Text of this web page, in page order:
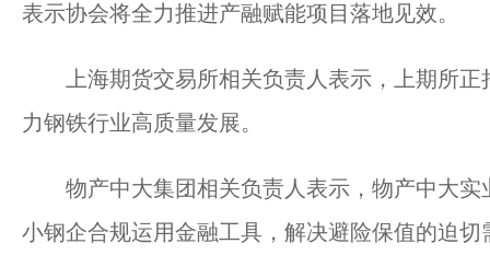
表示协会将全力推进产融赋能项目落地见效。
上海期货交易所相关负责人表示，上期所正
力钢铁行业高质量发展。
物产中大集团相关负责人表示，物产中大实
小钢企合规运用金融工具，解决避险保值的迫切